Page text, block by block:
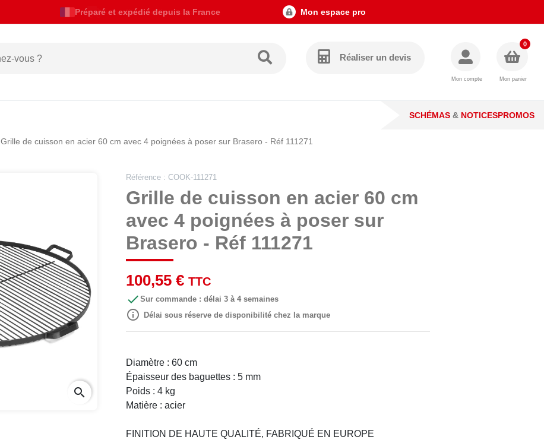
Actualités de livraison Mon espace pro
Réaliser un devis
Mon compte Mon panier
0
SCHÉMAS & NOTICESPROMOS
Grille de cuisson en acier 60 cm avec 4 poignées à poser sur Brasero - Réf 111271
search
Référence : COOK-111271
Grille de cuisson en acier 60 cm
avec 4 poignées à poser sur
Brasero - Réf 111271
100,55 € TTC
 Sur commande : délai 3 à 4 semaines
 Délai sous réserve de disponibilité chez la marque
Diamètre : 60 cm
Épaisseur des baguettes : 5 mm
Poids : 4 kg
Matière : acier
FINITION DE HAUTE QUALITÉ, FABRIQUÉ EN EUROPE